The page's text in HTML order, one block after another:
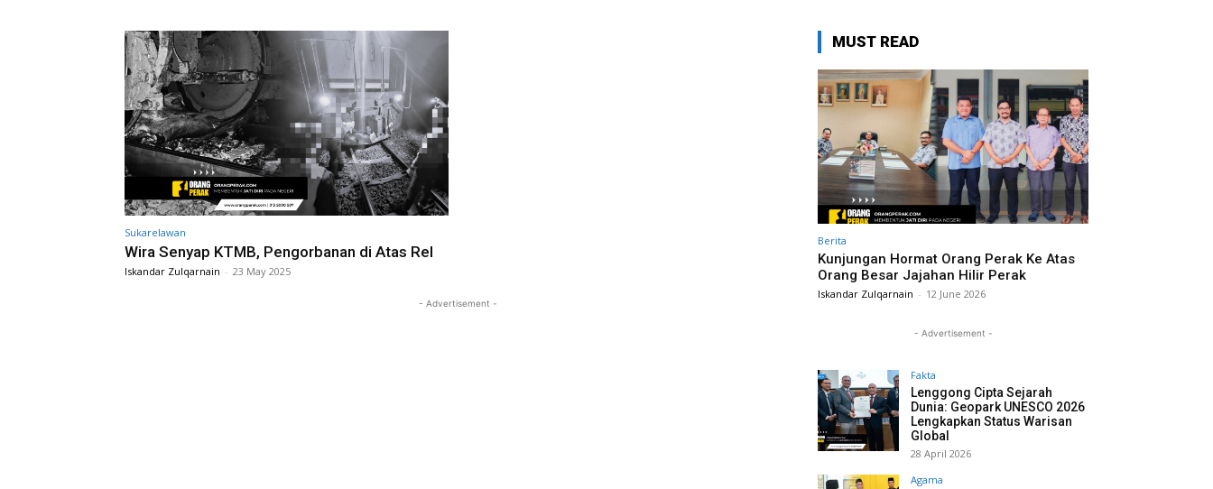
Sukarelawan
Wira Senyap KTMB, Pengorbanan di Atas Rel
Iskandar Zulqarnain - 23 May 2025
- Advertisement -
MUST READ
Berita
Kunjungan Hormat Orang Perak Ke Atas
Orang Besar Jajahan Hilir Perak
Iskandar Zulqarnain - 12 June 2026
- Advertisement -
Fakta
Lenggong Cipta Sejarah
Dunia: Geopark UNESCO 2026
Lengkapkan Status Warisan
Global
28 April 2026
Agama